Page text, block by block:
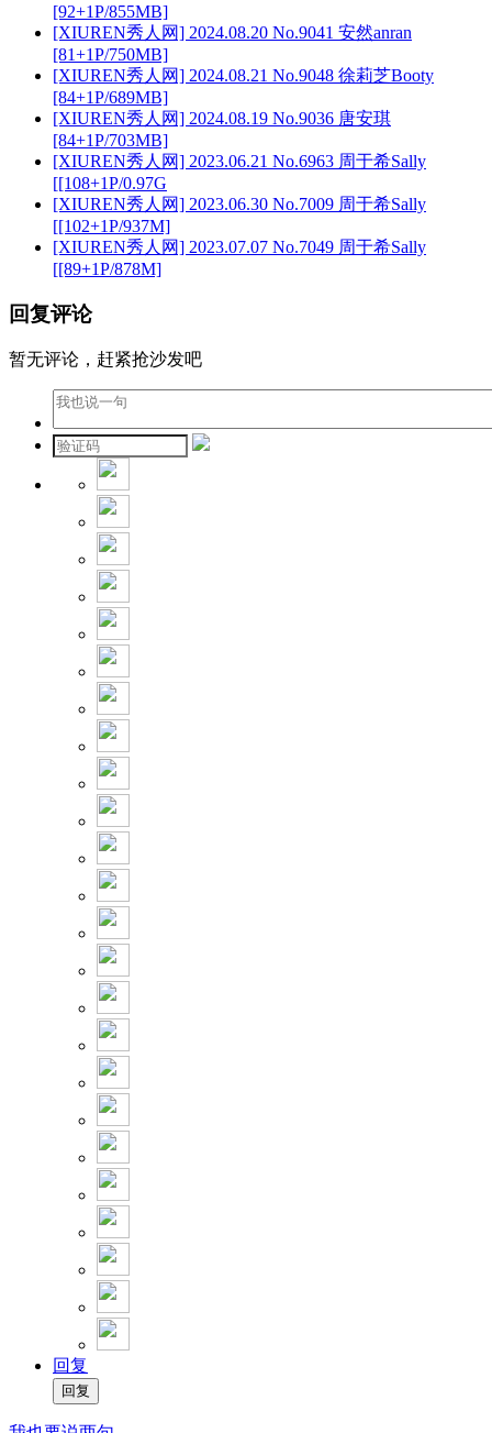
[92+1P/855MB]
[XIUREN秀人网] 2024.08.20 No.9041 安然anran
[81+1P/750MB]
[XIUREN秀人网] 2024.08.21 No.9048 徐莉芝Booty
[84+1P/689MB]
[XIUREN秀人网] 2024.08.19 No.9036 唐安琪
[84+1P/703MB]
[XIUREN秀人网] 2023.06.21 No.6963 周于希Sally
[[108+1P/0.97G
[XIUREN秀人网] 2023.06.30 No.7009 周于希Sally
[[102+1P/937M]
[XIUREN秀人网] 2023.07.07 No.7049 周于希Sally
[[89+1P/878M]
回复评论
暂无评论，赶紧抢沙发吧
回复